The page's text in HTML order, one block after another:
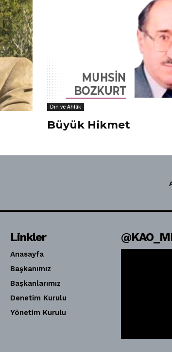
Din ve Ahlâk
Büyük Hikmet
Linkler
Anasayfa
Başkanımız
Başkanlarımız
Denetim Kurulu
Yönetim Kurulu